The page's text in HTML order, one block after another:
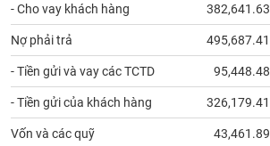
- Cho vay khách hàng 382,641.63
Nợ phải trả 495,687.41
- Tiền gửi và vay các TCTD 95,448.48
- Tiền gửi của khách hàng 326,179.41
Vốn và các quỹ 43,461.89
tài
chính
liệu